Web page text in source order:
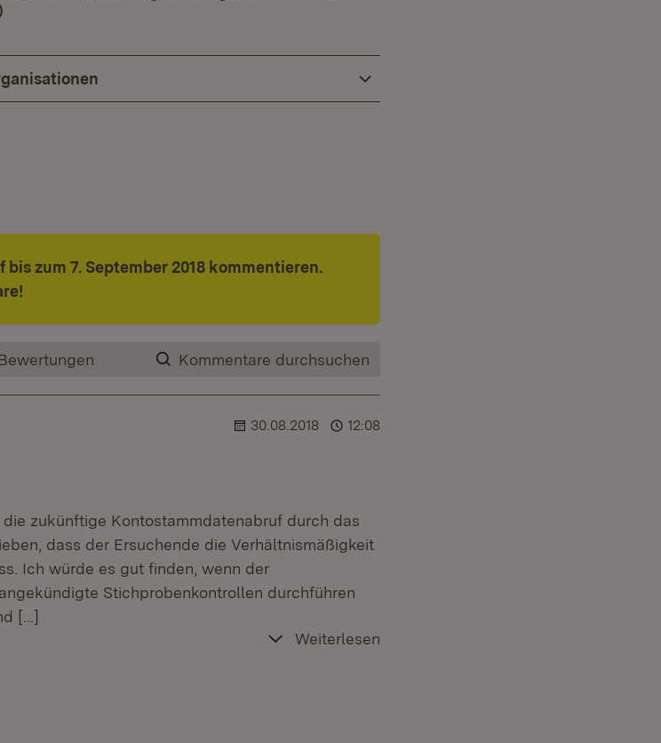
zum 7. September 2018 kommentieren.
Kommentare durchsuchen
30.08.2018 12:08
zukünftige Kontostammdatenabruf durch das
dass der Ersuchende die Verhältnismäßigkeit
Ich würde es gut finden, wenn der
Stichprobenkontrollen durchführen
[…]
Weiterlesen